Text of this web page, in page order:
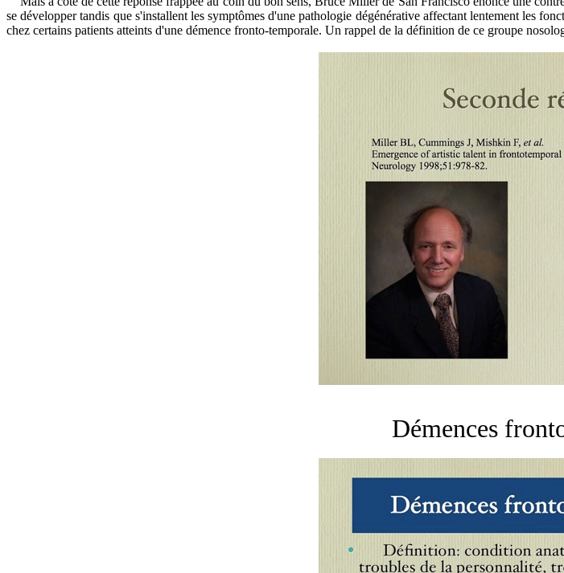
se développer tandis que s'installent les symptômes d'une pathologie dégénérative affectant lentement les
chez certains patients atteints d'une démence fronto-temporale. Un rappel de la définition de ce groupe
Démences